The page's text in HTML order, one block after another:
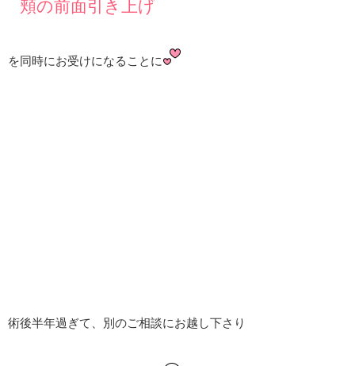
頬の前面引き上げ
を同時にお受けになることに
術後半年過ぎて、別のご相談にお越し下さり